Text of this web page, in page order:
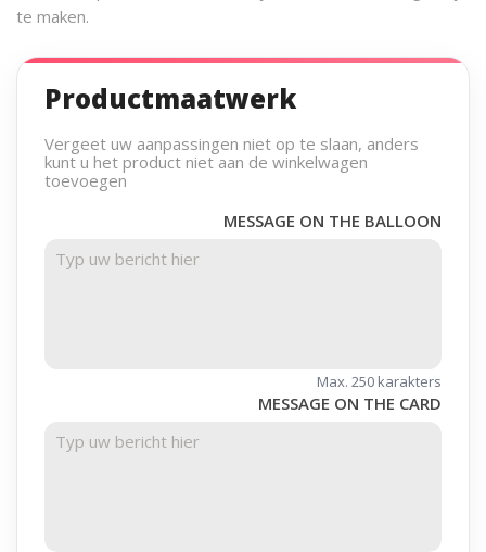
te maken.
Productmaatwerk
Vergeet uw aanpassingen niet op te slaan, anders
kunt u het product niet aan de winkelwagen
toevoegen
MESSAGE ON THE BALLOON
Max. 250 karakters
MESSAGE ON THE CARD